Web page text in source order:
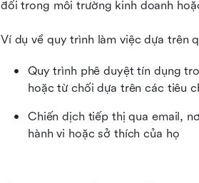
đổi trong môi trường kinh doanh
Ví dụ về quy trình làm việc dựa trên
Quy trình phê duyệt tín dụng
hoặc từ chối dựa trên các tiêu
Chiến dịch tiếp thị qua email,
hành vi hoặc sở thích của họ